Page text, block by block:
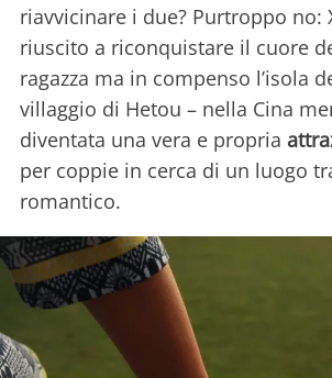
riavvicinare i due? Purtroppo no:
riuscito a riconquistare il cuore
ragazza ma in compenso l’isola
villaggio di Hetou – nella Cina
diventata una vera e propria
per coppie in cerca di un luogo
romantico.